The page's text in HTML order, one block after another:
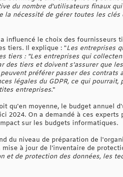
du nombre d'utilisateurs finaux
la nécessité de gérer toutes les
influencé le choix des fournisseurs
tiers. Il explique : "Les entreprises
tiers : "Les entreprises qui
des tiers et doivent s'assurer que
préférer passer des
légales du GDPR, ce qui
entreprises."
qu'en moyenne, le budget annuel
2024. On a demandé à ces
sur les budgets informatiques.
du niveau de préparation de
à jour de l'inventaire de
et de protection des données, les